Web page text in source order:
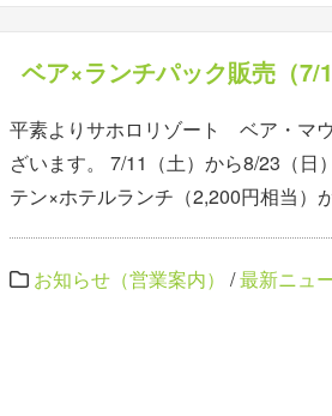
ベア×ランチパック販売（7/
平素よりサホロリゾート ベア・マ
ざいます。 7/11（土）から8/23（
テン×ホテルランチ（2,200円相当
お知らせ（営業案内） /最新ニュ